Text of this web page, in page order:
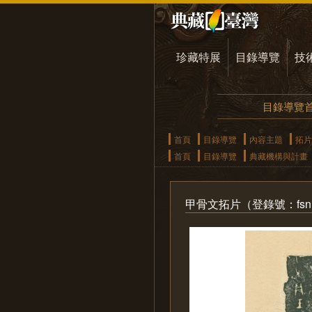
珍藏特展 目錄導覽 技
目錄導覽
首頁 目錄導覽 內容主題
拓片
首頁
目錄導覽 典藏機構與計畫
甲骨文拓片（登錄號：